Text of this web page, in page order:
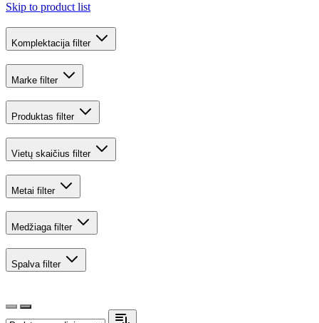
Skip to product list
Komplektacija filter
Marke filter
Produktas filter
Vietų skaičius filter
Metai filter
Medžiaga filter
Spalva filter